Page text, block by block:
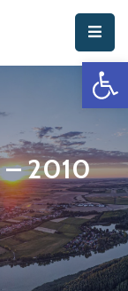
2010